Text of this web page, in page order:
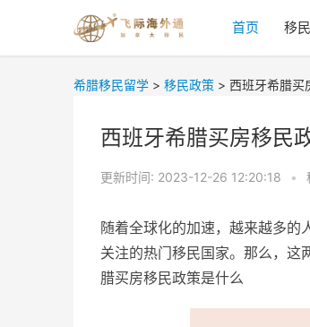
首页 移
希腊移民留学 > 移民政策 > 西班牙希腊买
西班牙希腊买房移民
更新时间: 2023-12-26 12:20:18 •
随着全球化的加速，越来越多的
关注的热门移民国家。那么，这
腊买房移民政策是什么